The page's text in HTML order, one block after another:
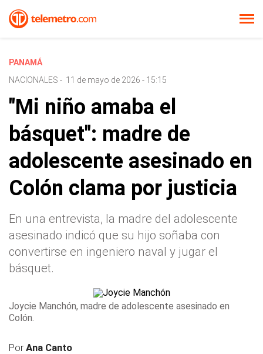
PANAMÁ
NACIONALES - 11 de mayo de 2026 - 15:15
"Mi niño amaba el
básquet": madre de
adolescente asesinado en
Colón clama por justicia
En una entrevista, la madre del adolescente
asesinado indicó que su hijo soñaba con
convertirse en ingeniero naval y jugar el
básquet.
Joycie Manchón, madre de adolescente asesinado en
Colón.
PorAna Canto